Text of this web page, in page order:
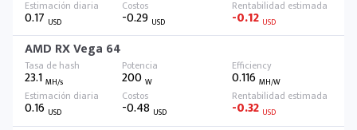
0.17 USD -0.29 USD -0.12 USD
AMD RX Vega 64
23.1 MH/s 200W 0.116 MH/W
0.16 USD -0.48 USD -0.32 USD